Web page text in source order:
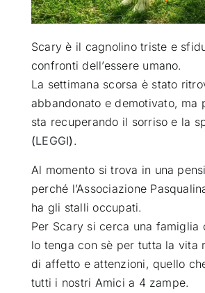
RUBRICHE
SEMPRE CON ME
Scary è il cagnolino triste e
confronti dell’essere umano.
La settimana scorsa è stato
abbandonato e demotivato, ma
sta recuperando il sorriso e la
(LEGGI).
Al momento si trova in una
perché l’Associazione
ha gli stalli occupati.
Per Scary si cerca una famiglia
lo tenga con sè per tutta la vita
di affetto e attenzioni, quello
tutti i nostri Amici a 4 zampe.